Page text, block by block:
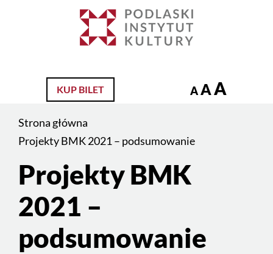
podsumowanie
KUP BILET A A A
Strona główna
Projekty BMK 2021 – podsumowanie
Treść
stronyProjekty BMK
2021 –
podsumowanie